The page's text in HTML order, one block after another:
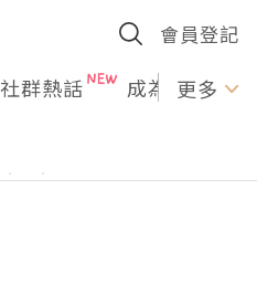
會員登記
社群熱話 成為U更多